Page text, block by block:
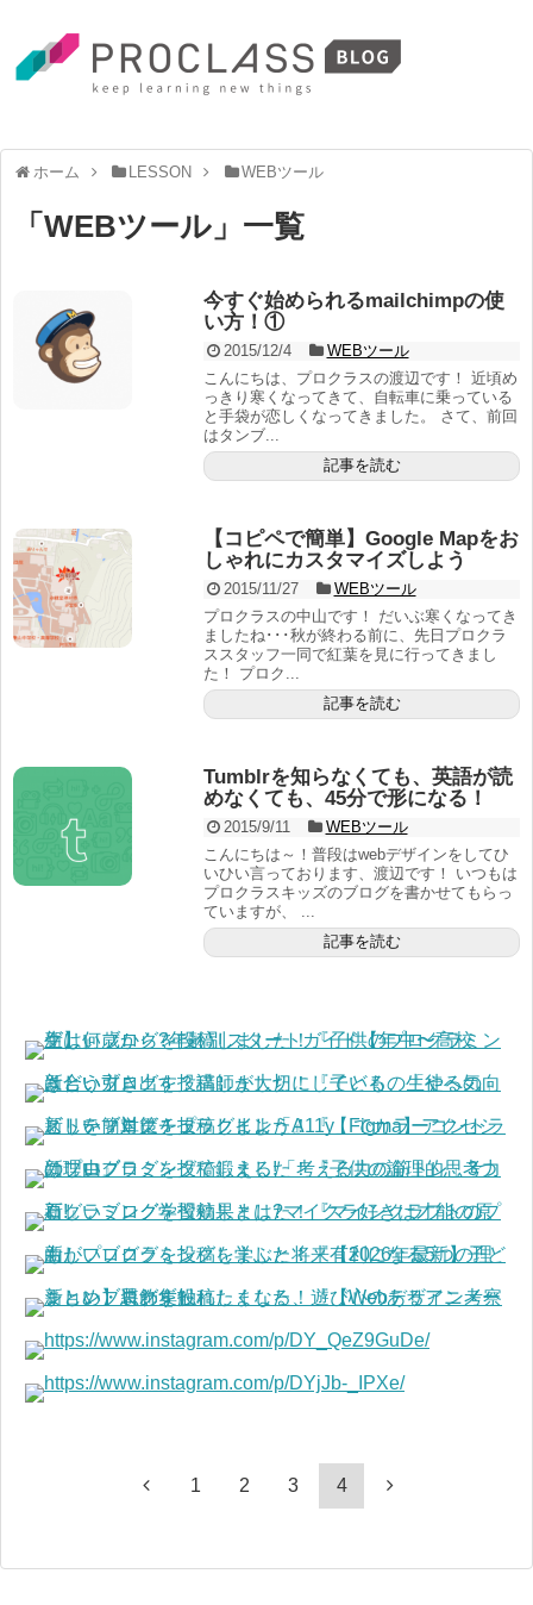
ホーム LESSON WEBツール
「 WEBツール 」 一覧
今すぐ始められるmailchimpの使
い方！①
2015/12/4
WEBツール
こんにちは、プロクラスの渡辺です！ 近頃め
っきり寒くなってきて、自転車に乗っている
と手袋が恋しくなってきました。 さて、前回
はタンブ...
記事を読む
【コピペで簡単】Google Mapをお
しゃれにカスタマイズしよう
2015/11/27
WEBツール
プロクラスの中山です！ だいぶ寒くなってき
ましたね･･･秋が終わる前に、先日プロクラ
ススタッフ一同で紅葉を見に行ってきまし
た！ プロク...
記事を読む
Tumblrを知らなくても、英語が読
めなくても、45分で形になる！
2015/9/11
WEBツール
こんにちは～！普段はwebデザインをしてひ
いひい言っております、渡辺です！ いつもは
プロクラスキッズのブログを書かせてもらっ
ていますが、 ...
記事を読む
1 2 3 4